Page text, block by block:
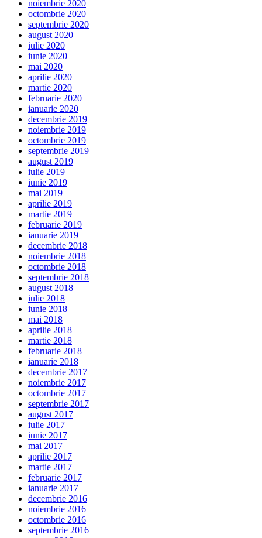
noiembrie 2020
octombrie 2020
septembrie 2020
august 2020
iulie 2020
iunie 2020
mai 2020
aprilie 2020
martie 2020
februarie 2020
ianuarie 2020
decembrie 2019
noiembrie 2019
octombrie 2019
septembrie 2019
august 2019
iulie 2019
iunie 2019
mai 2019
aprilie 2019
martie 2019
februarie 2019
ianuarie 2019
decembrie 2018
noiembrie 2018
octombrie 2018
septembrie 2018
august 2018
iulie 2018
iunie 2018
mai 2018
aprilie 2018
martie 2018
februarie 2018
ianuarie 2018
decembrie 2017
noiembrie 2017
octombrie 2017
septembrie 2017
august 2017
iulie 2017
iunie 2017
mai 2017
aprilie 2017
martie 2017
februarie 2017
ianuarie 2017
decembrie 2016
noiembrie 2016
octombrie 2016
septembrie 2016